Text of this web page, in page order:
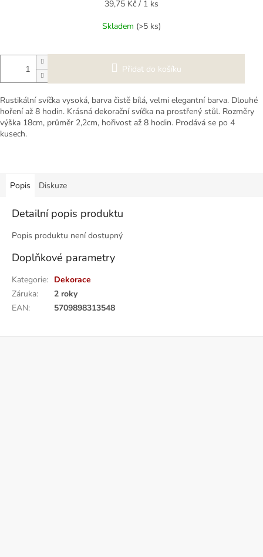
Měrná
39,75 Kč / 1 ks
Skladem (>5 ks)
Přidat do košíku
Rustikální svíčka vysoká, barva čistě bílá, velmi elegantní barva. Dlouhé
hoření až 8 hodin. Krásná dekorační svíčka na prostřený stůl. Rozměry
výška 18cm, průměr 2,2cm, hořivost až 8 hodin. Prodává se po 4
kusech.
Popis Diskuze
Detailní popis produktu
Popis produktu není dostupný
Doplňkové parametry
Kategorie: Dekorace
Záruka:
2 roky
EAN: 5709898313548
Z